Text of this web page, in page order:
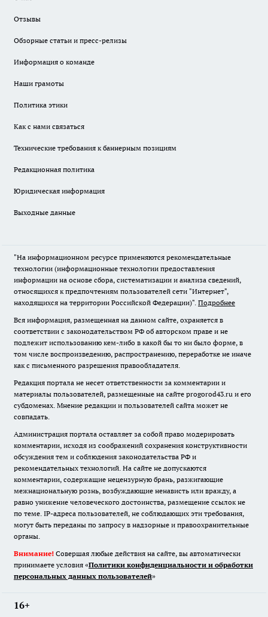
Отзывы
Обзорные статьи и пресс-релизы
Информация о команде
Наши грамоты
Политика этики
Как с нами связаться
Технические требования к баннерным позициям
Редакционная политика
Юридическая информация
Выходные данные
"На информационном ресурсе применяются рекомендательные
технологии (информационные технологии предоставления
информации на основе сбора, систематизации и анализа сведений,
относящихся к предпочтениям пользователей сети "Интернет",
находящихся на территории Российской Федерации)". Подробнее
Вся информация, размещенная на данном сайте, охраняется в
соответствии с законодательством РФ об авторском праве и не
подлежит использованию кем-либо в какой бы то ни было форме, в
том числе воспроизведению, распространению, переработке не иначе
как с письменного разрешения правообладателя.
Редакция портала не несет ответственности за комментарии и
материалы пользователей, размещенные на сайте progorod43.ru и его
субдоменах. Мнение редакции и пользователей сайта может не
совпадать.
Администрация портала оставляет за собой право модерировать
комментарии, исходя из соображений сохранения конструктивности
обсуждения тем и соблюдения законодательства РФ и
рекомендательных технологий. На сайте не допускаются
комментарии, содержащие нецензурную брань, разжигающие
межнациональную рознь, возбуждающие ненависть или вражду, а
равно унижение человеческого достоинства, размещение ссылок не
по теме. IP-адреса пользователей, не соблюдающих эти требования,
могут быть переданы по запросу в надзорные и правоохранительные
органы.
Внимание! Совершая любые действия на сайте, вы автоматически
принимаете условия «Политики конфиденциальности и обработки
персональных данных пользователей»
16+